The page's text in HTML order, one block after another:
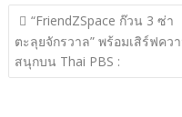
e
b
o
itt
er
e p
y
Li
แนะแนว
เรื่อง
“FriendZSpace ก๊วน 3 ซ่า
ตะลุยจักรวาล” พร้อมเสิร์ฟคว
สนุกบน Thai PBS :